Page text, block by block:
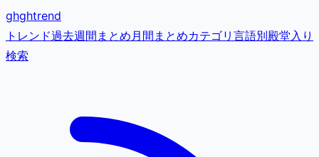
ghghtrend
トレンド過去週間まとめ月間まとめカテゴリ 言語別殿堂入り
検索